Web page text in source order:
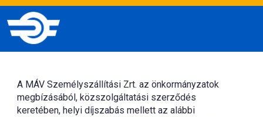
A MÁV Személyszállítási Zrt. az önkormányzatok
megbízásából, közszolgáltatási szerződés
keretében, helyi díjszabás mellett az alábbi